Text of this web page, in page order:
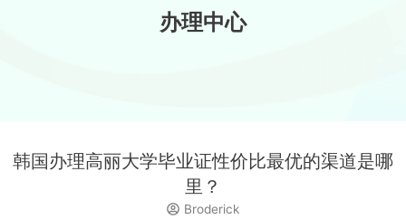
办理中心
韩国办理高丽大学毕业证性价比最优的渠道是哪
里？
Broderick